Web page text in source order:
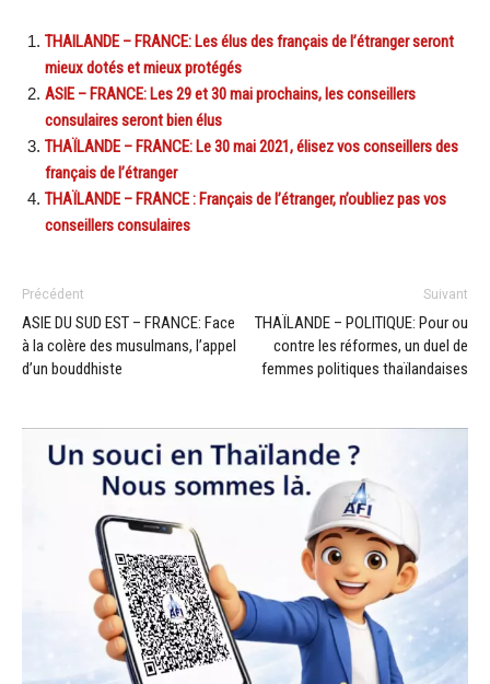
THAILANDE – FRANCE: Les élus des français de l’étranger seront
mieux dotés et mieux protégés
ASIE – FRANCE: Les 29 et 30 mai prochains, les conseillers
consulaires seront bien élus
THAÏLANDE – FRANCE: Le 30 mai 2021, élisez vos conseillers des
français de l’étranger
THAÏLANDE – FRANCE : Français de l’étranger, n’oubliez pas vos
conseillers consulaires
Précédent
ASIE DU SUD EST – FRANCE: Face
à la colère des musulmans, l’appel
d’un bouddhiste
Suivant
THAÏLANDE – POLITIQUE: Pour ou
contre les réformes, un duel de
femmes politiques thaïlandaises